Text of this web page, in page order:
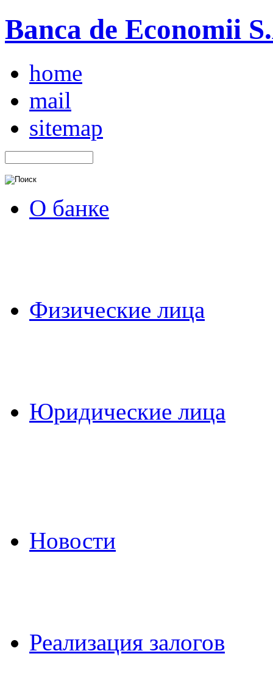
Banca de Economii
home
mail
sitemap
О банке
Физические лица
Юридические лица
Новости
Реализация залогов